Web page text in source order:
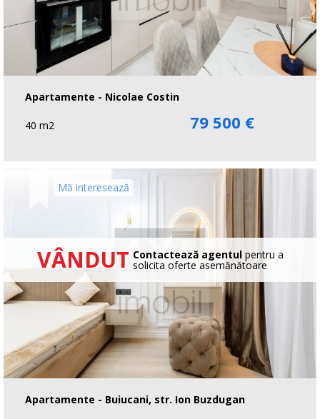
Apartamente - Nicolae Costin
40 m2 79 500 €
VÂNDUT Contactează agentulpentru a
solicita oferte asemănătoare
Mă interesează
Apartamente - Buiucani, str. Ion Buzdugan